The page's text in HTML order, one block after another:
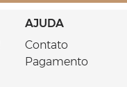
AJUDA
Contato
Pagamento